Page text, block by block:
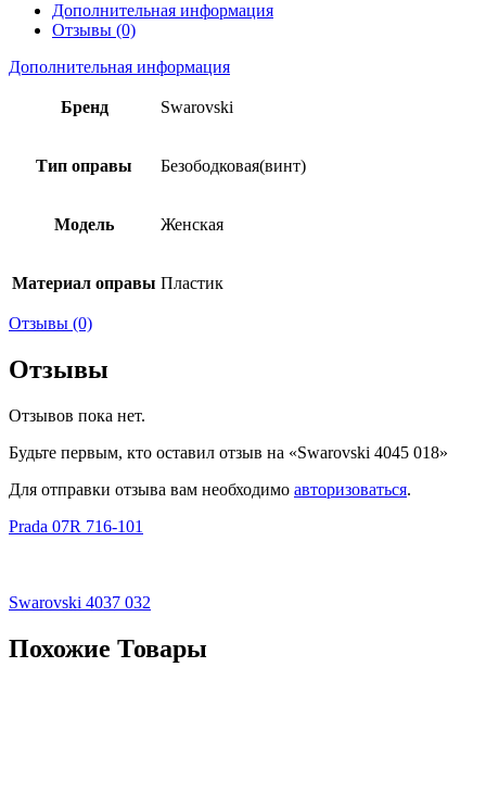
Дополнительная информация
Отзывы (0)
Дополнительная информация
Бренд Swarovski
Тип оправы Безободковая(винт)
Модель Женская
Материал оправы Пластик
Отзывы (0)
Отзывы
Отзывов пока нет.
Будьте первым, кто оставил отзыв на «Swarovski 4045 018»
Для отправки отзыва вам необходимо авторизоваться.
Prada 07R 716-101
Swarovski 4037 032
Похожие Товары